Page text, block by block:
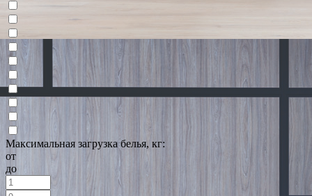
Максимальная загрузка белья, кг:
от
до